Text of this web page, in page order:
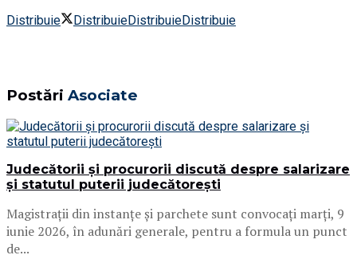
Distribuie DistribuieDistribuieDistribuie
Postări Asociate
Judecătorii și procurorii discută despre salarizare
și statutul puterii judecătorești
Magistrații din instanțe și parchete sunt convocați marți, 9
iunie 2026, în adunări generale, pentru a formula un punct
de...